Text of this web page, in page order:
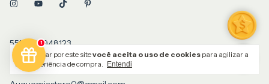
Ao navegar por este sitevocê aceita o uso de cookies para agilizar a
sua experiência de compra.
Entendi
5519995948123
1999594-8123
1